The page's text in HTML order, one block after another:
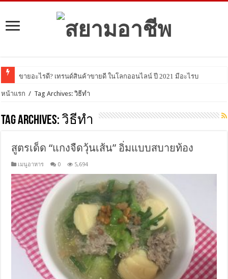
ขายอะไรดี? เทรนด์สินค้าขายดี ในโลกออนไลน์ ปี 2021 มีอะไรบ้าง มาดูกัน!
หน้าแรก / Tag Archives: วิธีทำ
Tag Archives: วิธีทำ
สูตรเด็ด “แกงจืดวุ้นเส้น” อิ่มแบบสบายท้อง
เมนูอาหาร 0 5,694